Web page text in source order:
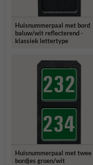
Huisnummerpaal met bord
baluw/wit reflecterend -
klassiek lettertype
Huisnummerpaal met twee
bordjes groen/wit